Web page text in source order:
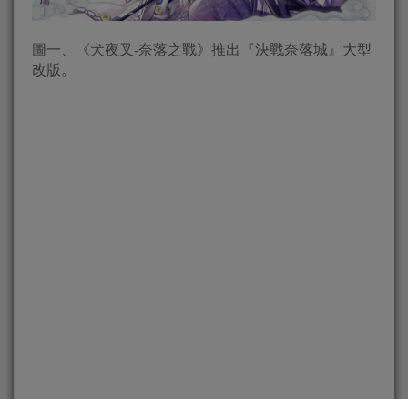
圖一、《犬夜叉-奈落之戰》推出『決戰奈落城』大型
改版。